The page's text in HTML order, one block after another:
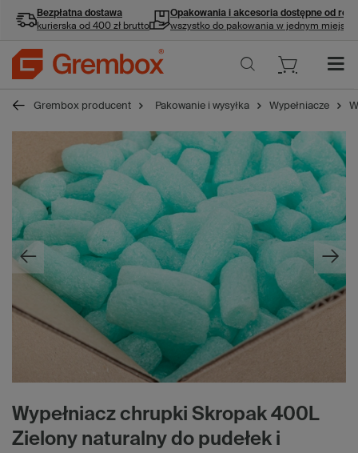
Bezpłatna dostawa
kurierska od 400 zł brutto
Opakowania i akcesoria dostępne od ręki
wszystko do pakowania w jednym miejscu
Grembox producent Pakowanie i wysyłka Wypełniacze
Wypełniacz chrupki Skropak 400L
Zielony naturalny do pudełek i